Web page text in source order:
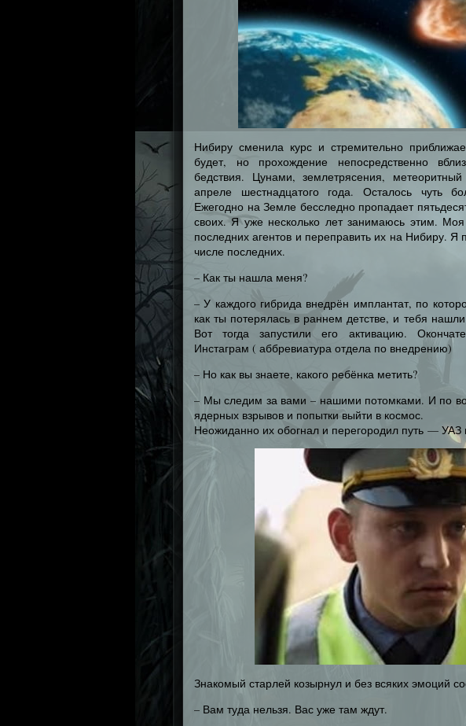
Нибиру сменила курс и стремительно
будет, но прохождение непосредственно
бедствия. Цунами, землетрясения,
апреле шестнадцатого года. Осталось чуть
Ежегодно на Земле бесследно пропадает
своих. Я уже несколько лет занимаюсь этим.
последних агентов и переправить их на Нибиру. Я
числе последних.
– Как ты нашла меня?
– У каждого гибрида внедрён имплантат, по
как ты потерялась в раннем детстве, и тебя нашли
Вот тогда запустили его активацию.
Инстаграм ( аббревиатура отдела по внедрению)
– Но как вы знаете, какого ребёнка метить?
– Мы следим за вами – нашими потомками. И по
ядерных взрывов и попытки выйти в космос.
Неожиданно их обогнал и перегородил путь — УАЗ
Знакомый старлей козырнул и без всяких эмоций
– Вам туда нельзя. Вас уже там ждут.